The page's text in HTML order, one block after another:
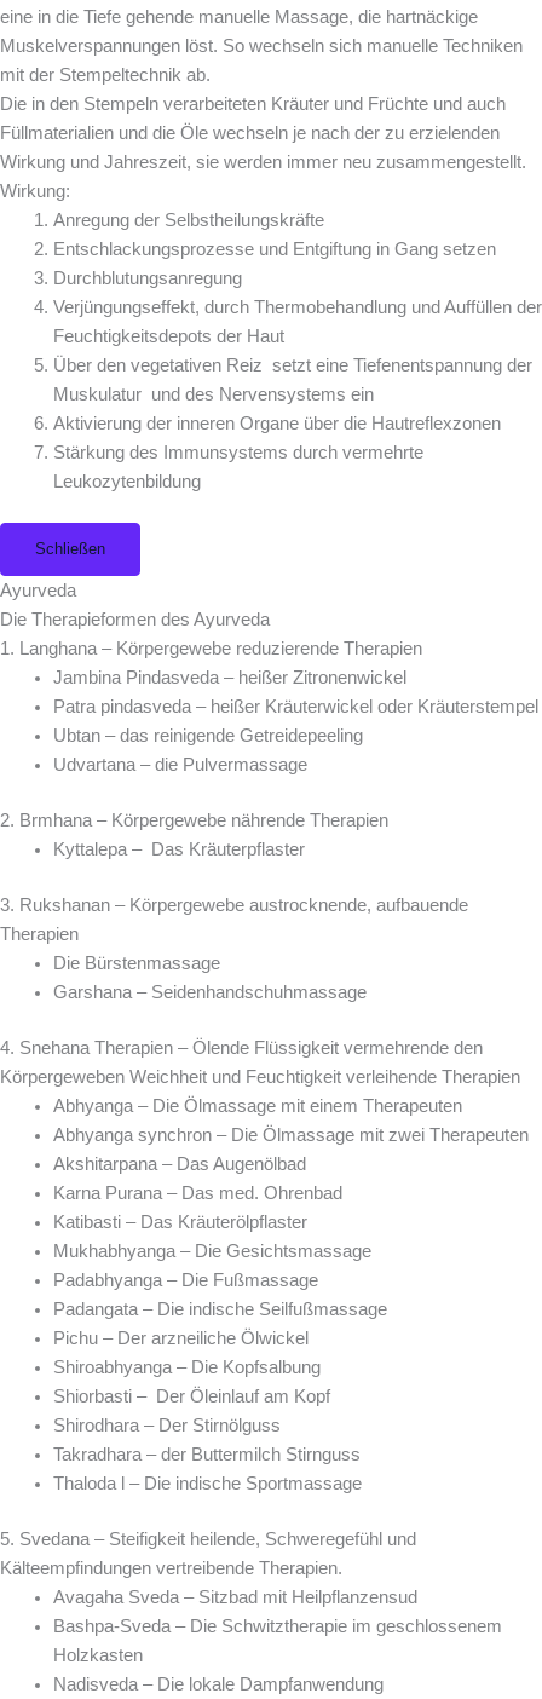
eine in die Tiefe gehende manuelle Massage, die hartnäckige
Muskelverspannungen löst. So wechseln sich manuelle Techniken
mit der Stempeltechnik ab.
Die in den Stempeln verarbeiteten Kräuter und Früchte und auch
Füllmaterialien und die Öle wechseln je nach der zu erzielenden
Wirkung und Jahreszeit, sie werden immer neu zusammengestellt.
Wirkung:
Anregung der Selbstheilungskräfte
Entschlackungsprozesse und Entgiftung in Gang setzen
Durchblutungsanregung
Verjüngungseffekt, durch Thermobehandlung und Auffüllen der
Feuchtigkeitsdepots der Haut
Über den vegetativen Reiz setzt eine Tiefenentspannung der
Muskulatur und des Nervensystems ein
Aktivierung der inneren Organe über die Hautreflexzonen
Stärkung des Immunsystems durch vermehrte
Leukozytenbildung
Schließen
Ayurveda
Die Therapieformen des Ayurveda
1. Langhana – Körpergewebe reduzierende Therapien
Jambina Pindasveda – heißer Zitronenwickel
Patra pindasveda – heißer Kräuterwickel oder Kräuterstempel
Ubtan – das reinigende Getreidepeeling
Udvartana – die Pulvermassage
2. Brmhana – Körpergewebe nährende Therapien
Kyttalepa – Das Kräuterpflaster
3. Rukshanan – Körpergewebe austrocknende, aufbauende
Therapien
Die Bürstenmassage
Garshana – Seidenhandschuhmassage
4. Snehana Therapien – Ölende Flüssigkeit vermehrende den
Körpergeweben Weichheit und Feuchtigkeit verleihende Therapien
Abhyanga – Die Ölmassage mit einem Therapeuten
Abhyanga synchron – Die Ölmassage mit zwei Therapeuten
Akshitarpana – Das Augenölbad
Karna Purana – Das med. Ohrenbad
Katibasti – Das Kräuterölpflaster
Mukhabhyanga – Die Gesichtsmassage
Padabhyanga – Die Fußmassage
Padangata – Die indische Seilfußmassage
Pichu – Der arzneiliche Ölwickel
Shiroabhyanga – Die Kopfsalbung
Shiorbasti – Der Öleinlauf am Kopf
Shirodhara – Der Stirnölguss
Takradhara – der Buttermilch Stirnguss
Thaloda l – Die indische Sportmassage
5. Svedana – Steifigkeit heilende, Schweregefühl und
Kälteempfindungen vertreibende Therapien.
Avagaha Sveda – Sitzbad mit Heilpflanzensud
Bashpa-Sveda – Die Schwitztherapie im geschlossenem
Holzkasten
Nadisveda – Die lokale Dampfanwendung